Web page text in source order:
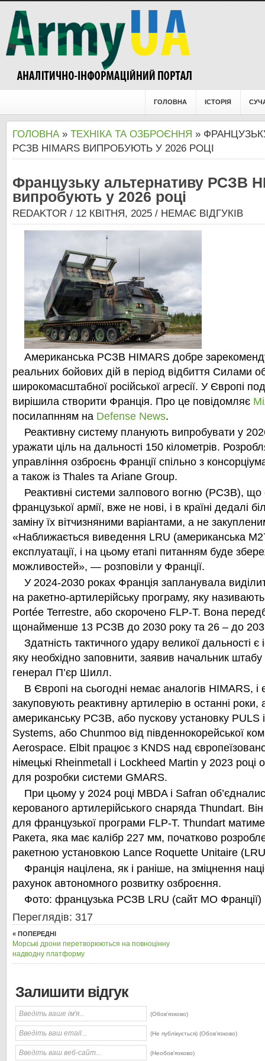
ГОЛОВНА ІСТОРІЯ
ГОЛОВНА» ТЕХНІКА ТА ОЗБРОЄННЯ »
РСЗВ HIMARS ВИПРОБУЮТЬ У 2026 РОЦІ
Французьку альтернативу РСЗВ
випробують у 2026 році
REDAKTOR / 12 КВІТНЯ, 2025 / НЕМАЄ ВІДГУКІВ
Американська РСЗВ HIMARS добре
реальних бойових дій в період відбиття Силами
широкомасштабної російської агресії. У Європі
вирішила створити Франція. Про це повідомляє
посилапнням на Defense News.
Реактивну систему планують випробувати у
уражати ціль на дальності 150 кілометрів.
управління озброєнь Франції спільно з
а також із Thales та Ariane Group.
Реактивні системи залпового вогню (РСЗВ), що
французької армії, вже не нові, і в країні дедалі
заміну їх вітчизняними варіантами, а не
«Наближається виведення LRU (американська
експлуатації, і на цьому етапі питанням буде
можливостей», — розповіли у Франції.
У 2024-2030 роках Франція запланувала
на ракетно-артилерійську програму, яку
Portée Terrestre, або скорочено FLP-T. Вона
щонайменше 13 РСЗВ до 2030 року та 26 – до
Здатність тактичного удару великої дальності є
яку необхідно заповнити, заявив начальник штабу
генерал П’єр Шилл.
В Європі на сьогодні немає аналогів HIMARS, і
закуповують реактивну артилерію в останні
американську РСЗВ, або пускову установку PULS
Systems, або Chunmoo від південнокорейської
Aerospace. Elbit працює з KNDS над
німецькі Rheinmetall і Lockheed Martin у 2023 році
для розробки системи GMARS.
При цьому у 2024 році MBDA і Safran
керованого артилерійського снаряда Thundart.
для французької програми FLP-T. Thundart матиме
Ракета, яка має калібр 227 мм, початково
ракетною установкою Lance Roquette Unitaire
Франція націлена, як і раніше, на зміцнення
рахунок автономного розвитку озброєння.
Фото: французька РСЗВ LRU (сайт МО Франції)
Переглядів: 317
« ПОПЕРЕДНІ
Морські дрони перетворюються на повноцінну
надводну платформу
Залишити відгук
(Обов'язково)
(Не публікується) (Обов'язково)
(Необов'язково)